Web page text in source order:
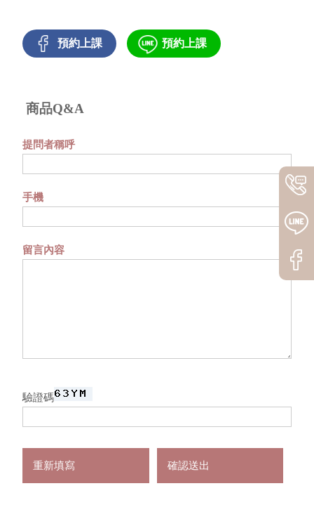
預約上課 預約上課
商品Q&A
提問者稱呼
手機
留言內容
驗證碼